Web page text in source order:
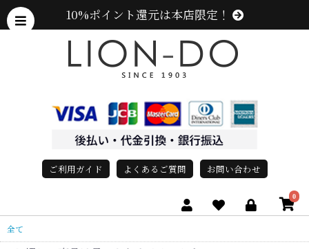
10%ポイント還元は本店限定！
ご利用ガイド よくあるご質問 お問い合わせ
0
全て